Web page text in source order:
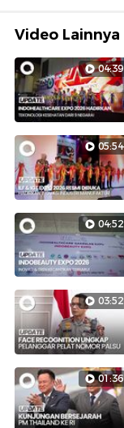
Video Lainnya
04:39
05:54
04:52
03:52
01:36